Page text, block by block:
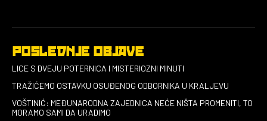
POSLEDNJE OBJAVE
LICE S DVEJU POTERNICA I MISTERIOZNI MINUTI
TRAŽIĆEMO OSTAVKU OSUĐENOG ODBORNIKA U KRALJEVU
VOŠTINIĆ: MEĐUNARODNA ZAJEDNICA NEĆE NIŠTA PROMENITI, TO
MORAMO SAMI DA URADIMO